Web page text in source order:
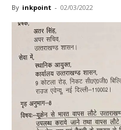
By inkpoint - 02/03/2022